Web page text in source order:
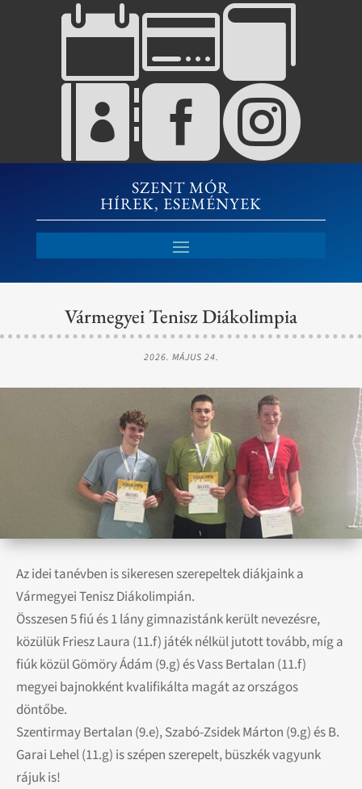


SZENT MÓR
HÍREK, ESEMÉNYEK
Vármegyei Tenisz Diákolimpia
2026. MÁJUS 24.
Az idei tanévben is sikeresen szerepeltek diákjaink a
Vármegyei Tenisz Diákolimpián.
Összesen 5 fiú és 1 lány gimnazistánk került nevezésre,
közülük Friesz Laura (11.f) játék nélkül jutott tovább, míg a
fiúk közül Gömöry Ádám (9.g) és Vass Bertalan (11.f)
megyei bajnokként kvalifikálta magát az országos
döntőbe.
Szentirmay Bertalan (9.e), Szabó-Zsidek Márton (9.g) és B.
Garai Lehel (11.g) is szépen szerepelt, büszkék vagyunk
rájuk is!